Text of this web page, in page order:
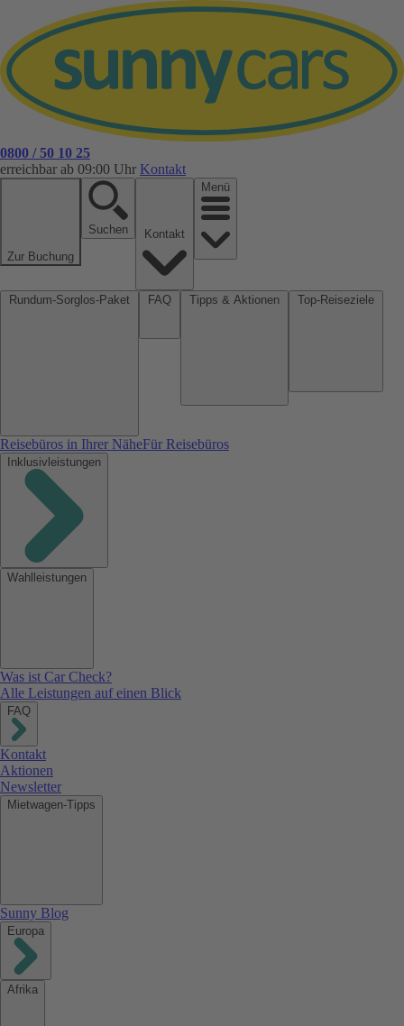
0800 / 50 10 25
erreichbar ab 09:00 Uhr Kontakt
Zur Buchung
Suchen
Menü
Reisebüros in Ihrer NäheFür Reisebüros
Inklusivleistungen
Wahlleistungen
Was ist Car Check?
Alle Leistungen auf einen Blick
FAQ
Kontakt
Aktionen
Newsletter
Mietwagen-Tipps
Sunny Blog
Europa
Afrika